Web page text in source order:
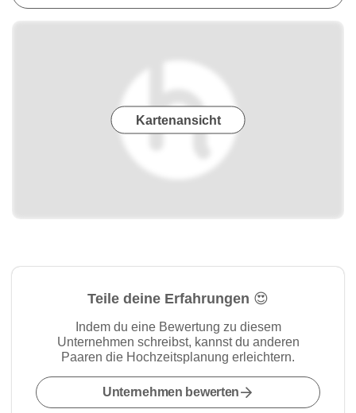
Kartenansicht
Teile deine Erfahrungen 😍
Indem du eine Bewertung zu diesem
Unternehmen schreibst, kannst du anderen
Paaren die Hochzeitsplanung erleichtern.
Unternehmen bewerten